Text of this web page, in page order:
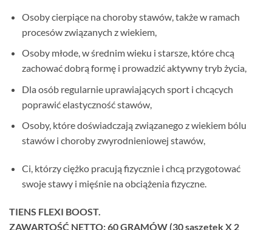
Osoby cierpiące na choroby stawów, także w ramach
procesów związanych z wiekiem,
Osoby młode, w średnim wieku i starsze, które chcą
zachować dobrą formę i prowadzić aktywny tryb życia,
Dla osób regularnie uprawiających sport i chcących
poprawić elastyczność stawów,
Osoby, które doświadczają związanego z wiekiem bólu
stawów i choroby zwyrodnieniowej stawów,
Ci, którzy ciężko pracują fizycznie i chcą przygotować
swoje stawy i mięśnie na obciążenia fizyczne.
TIENS FLEXI BOOST.
ZAWARTOŚĆ NETTO: 60 GRAMÓW (30 saszetek X 2